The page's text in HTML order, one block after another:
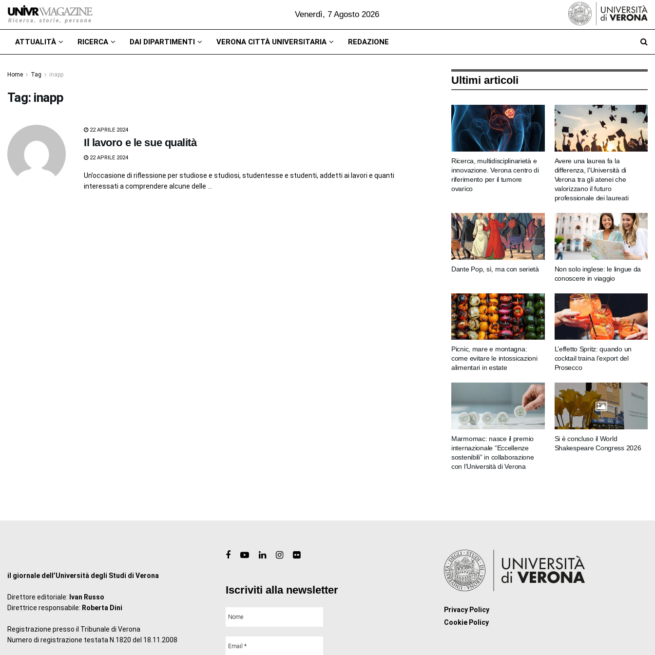
Venerdì, 7 Agosto 2026
ATTUALITÀ RICERCA DAI DIPARTIMENTI VERONA CITTÀ UNIVERSITARIA REDAZIONE
Home Tag inapp
Tag: inapp
22 APRILE 2024
Il lavoro e le sue qualità
22 APRILE 2024
Un’occasione di riflessione per studiose e studiosi, studentesse e studenti, addetti ai lavori e quanti
interessati a comprendere alcune delle ...
Ultimi articoli
Ricerca, multidisciplinarietà e
innovazione. Verona centro di
riferimento per il tumore
ovarico
Avere una laurea fa la
differenza, l’Università di
Verona tra gli atenei che
valorizzano il futuro
professionale dei laureati
Dante Pop, sì, ma con serietà
Non solo inglese: le lingue da
conoscere in viaggio
Picnic, mare e montagna:
come evitare le intossicazioni
alimentari in estate
L’effetto Spritz: quando un
cocktail traina l’export del
Prosecco
Marmomac: nasce il premio
internazionale “Eccellenze
sostenibili” in collaborazione
con l’Università di Verona
Si è concluso il World
Shakespeare Congress 2026
il giornale dell’Università degli Studi di Verona
Direttore editoriale: Ivan Russo
Direttrice responsabile: Roberta Dini
Registrazione presso il Tribunale di Verona
Numero di registrazione testata N.1820 del 18.11.2008
Iscriviti alla newsletter
Privacy Policy
Cookie Policy